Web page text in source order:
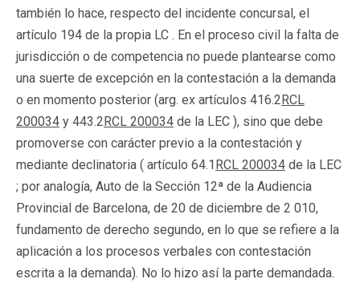
también lo hace, respecto del incidente concursal, el
artículo 194 de la propia LC . En el proceso civil la falta de
jurisdicción o de competencia no puede plantearse como
una suerte de excepción en la contestación a la demanda
o en momento posterior (arg. ex artículos 416.2RCL
200034 y 443.2RCL 200034 de la LEC ), sino que debe
promoverse con carácter previo a la contestación y
mediante declinatoria ( artículo 64.1RCL 200034 de la LEC
; por analogía, Auto de la Sección 12ª de la Audiencia
Provincial de Barcelona, de 20 de diciembre de 2 010,
fundamento de derecho segundo, en lo que se refiere a la
aplicación a los procesos verbales con contestación
escrita a la demanda). No lo hizo así la parte demandada.